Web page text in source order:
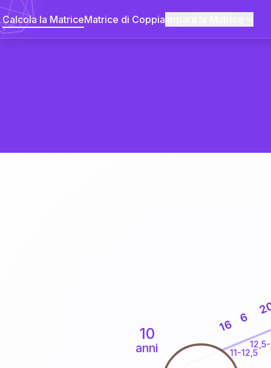
Calcola la MatriceMatrice di Coppia
10
anni 11-12,5
16 6